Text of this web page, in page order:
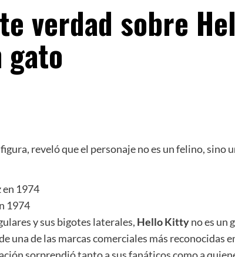
verdad sobre
reveló que el personaje no es un felino, sino
1974
y sus bigotes laterales, Hello Kittyno es un
una de las marcas comerciales más reconocidas